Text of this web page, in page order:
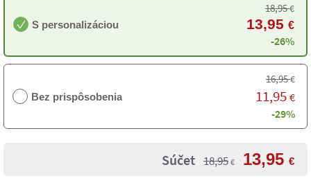
S personalizáciou
18,95€
13,95 €
-26%
Bez prispôsobenia
16,95€
11,95 €
-29%
Súčet 18,95 € 13,95 €